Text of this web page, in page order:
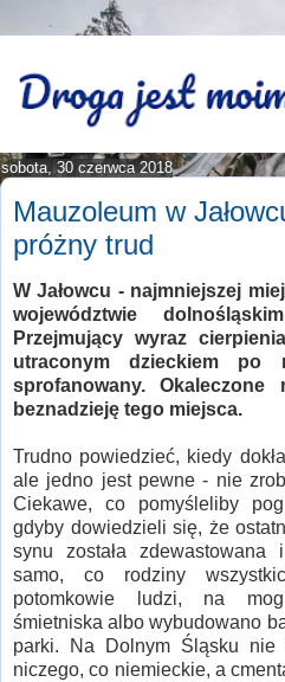
sobota, 30 czerwca 2018
Mauzoleum w
próżny trud
W Jałowcu - najmniejszej
województwie
Przejmujący wyraz
utraconym dzieckiem po
sprofanowany.
beznadzieję tego miejsca.
Trudno powiedzieć, kiedy
ale jedno jest pewne - nie
Ciekawe, co pomyśleliby
gdyby dowiedzieli się, że
synu została
samo, co rodziny
potomkowie ludzi, na
śmietniska albo wybudowano
parki. Na Dolnym Śląsku
niczego, co niemieckie, a